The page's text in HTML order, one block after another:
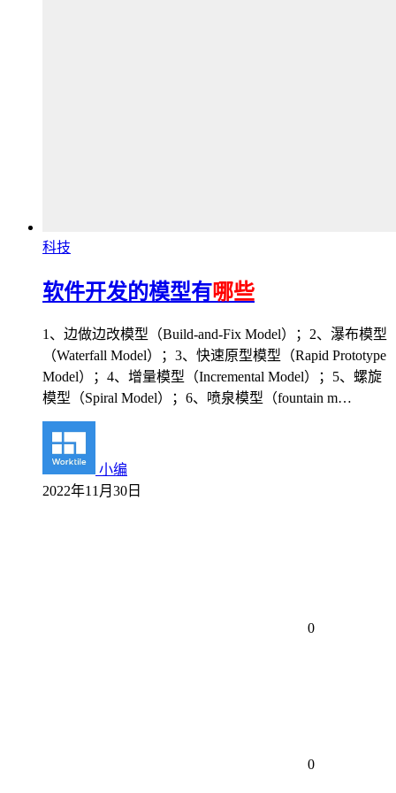
科技
软件开发的模型有哪些
1、边做边改模型（Build-and-Fix Model）；2、瀑布模型
（Waterfall Model）；3、快速原型模型（Rapid Prototype
Model）；4、增量模型（Incremental Model）；5、螺旋
模型（Spiral Model）；6、喷泉模型（fountain m…
小编
2022年11月30日
0
0